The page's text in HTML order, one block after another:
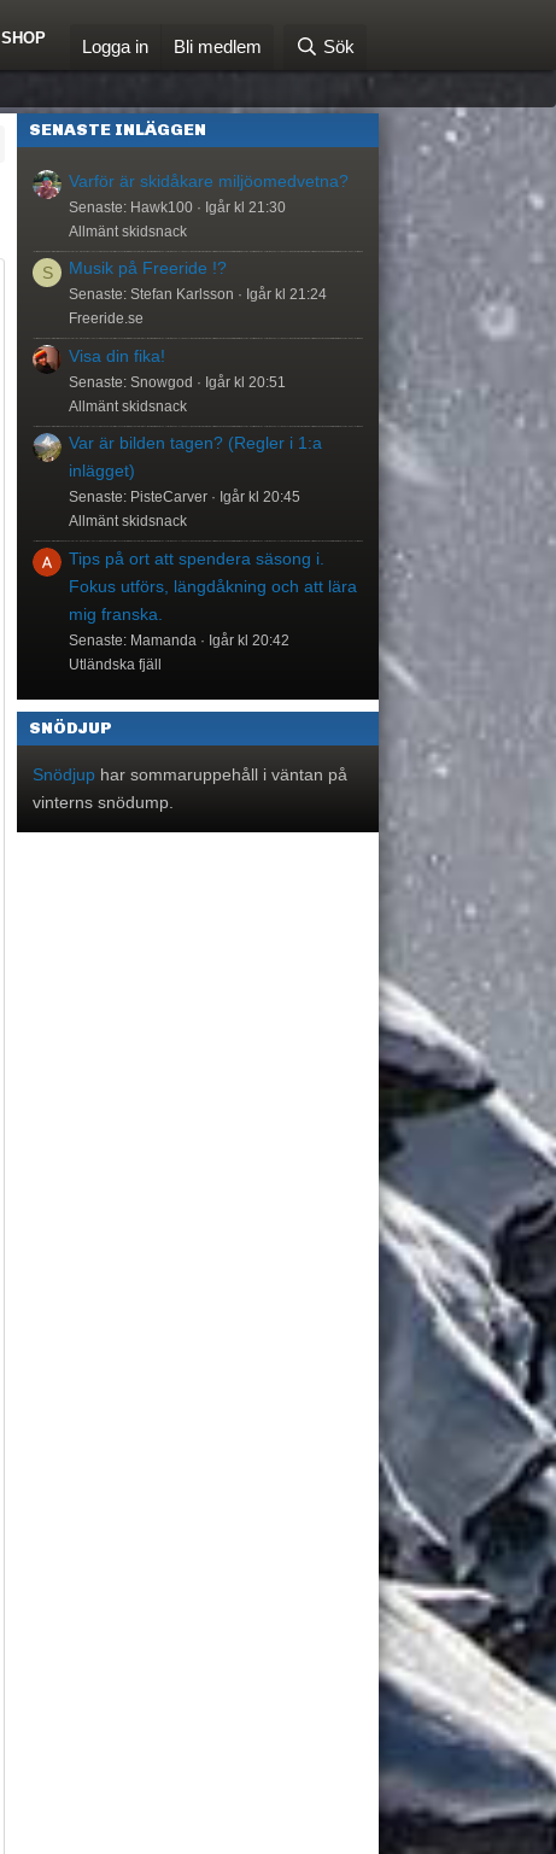
SHOP Logga in Bli medlem Sök
SENASTE INLÄGGEN
Varför är skidåkare miljöomedvetna?
Senaste: Hawk100
Igår kl 21:30
Allmänt skidsnack
S Musik på Freeride !?
Senaste: Stefan Karlsson
Igår kl 21:24
Freeride.se
Visa din fika!
Senaste: Snowgod
Igår kl 20:51
Allmänt skidsnack
Var är bilden tagen? (Regler i 1:a
inlägget)
Senaste: PisteCarver
Igår kl 20:45
Allmänt skidsnack
Tips på ort att spendera säsong i.
Fokus utförs, längdåkning och att lära
mig franska.
Senaste: Mamanda
Igår kl 20:42
Utländska fjäll
SNÖDJUP
Snödjup har sommaruppehåll i väntan på
vinterns snödump.